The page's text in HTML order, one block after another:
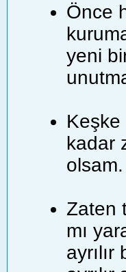
Önce
yeni
kadar
Zaten
mı